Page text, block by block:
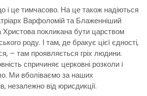
і це тимчасово. На це також надіються
Варфоломій та Блаженніший
Христова покликана бути царством
роду. І там, де бракує цієї єдності,
– там проявляється гріх людини.
спричиняє церковні розколи і
Ми вболіваємо за наших
незалежно від юрисдикції.